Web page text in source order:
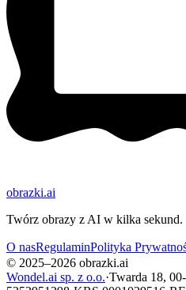
obrazki.ai
Twórz obrazy z AI w kilka sekund.
O nasRegulaminPolityka
© 2025–2026 obrazki.ai
Wondel.ai sp. z o.o.·Twarda 18,